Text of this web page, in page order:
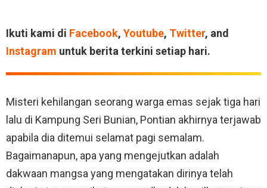
Ikuti kami di Facebook, Youtube, Twitter, and
Instagram untuk berita terkini setiap hari.
Misteri kehilangan seorang warga emas sejak tiga hari
lalu di Kampung Seri Bunian, Pontian akhirnya terjawab
apabila dia ditemui selamat pagi semalam.
Bagaimanapun, apa yang mengejutkan adalah
dakwaan mangsa yang mengatakan dirinya telah